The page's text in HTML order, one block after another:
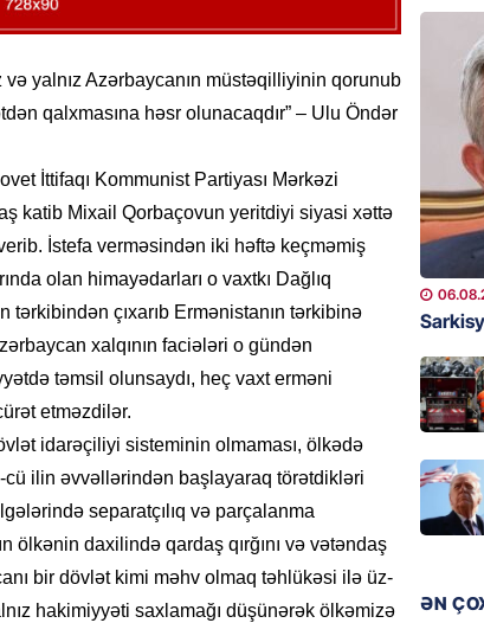
və yalnız Azərbaycanın müstəqilliyinin qorunub
qalxmasına həsr olunacaqdır” – Ulu Öndər
İttifaqı Kommunist Partiyası Mərkəzi
katib Mixail Qorbaçovun yeritdiyi siyasi xəttə
İstefa verməsindən iki həftə keçməmiş
olan himayədarları o vaxtkı Dağlıq
çıxarıb Ermənistanın tərkibinə
xalqının faciələri o gündən
təmsil olunsaydı, heç vaxt erməni
etməzdilər.
idarəçiliyi sisteminin olmaması, ölkədə
ilin əvvəllərindən başlayaraq törətdikləri
separatçılıq və parçalanma
ölkənin daxilində qardaş qırğını və vətəndaş
bir dövlət kimi məhv olmaq təhlükəsi ilə üz-
hakimiyyəti saxlamağı düşünərək ölkəmizə
ABŞ-
GÜNDƏM
Rusiya
istəyir
–
BANNER
ƏN